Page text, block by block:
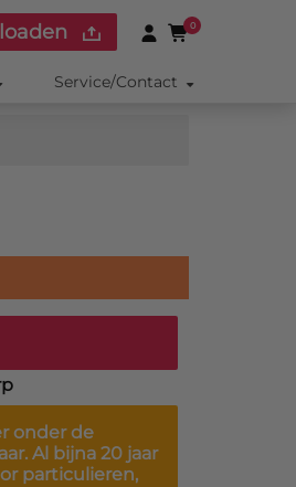
0
Service/Contact
onder de
Al bijna 20 jaar
particulieren,